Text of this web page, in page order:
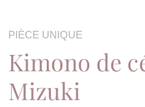
PIÈCE UNIQUE
Kimono de
Mizuki